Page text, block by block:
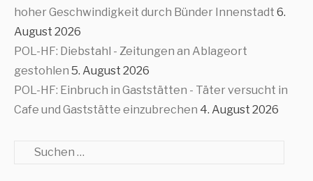
hoher Geschwindigkeit durch Bünder Innenstadt 6.
August 2026
POL-HF: Diebstahl - Zeitungen an Ablageort
gestohlen 5. August 2026
POL-HF: Einbruch in Gaststätten - Täter versucht in
Cafe und Gaststätte einzubrechen 4. August 2026
Suche